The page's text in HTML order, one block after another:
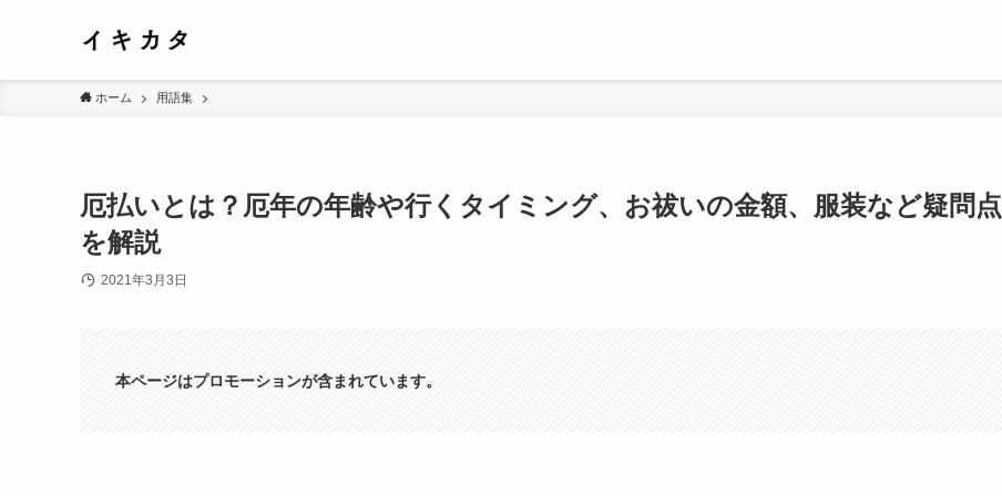
ホーム 用語集
厄払いとは？厄年の年齢や行くタイミング、お祓いの金額、服装など疑問点
を解説
2021年3月3日
本ページはプロモーションが含まれています。